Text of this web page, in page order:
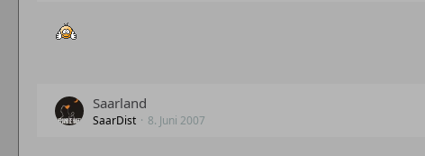
Saarland
SaarDist 8. Juni 2007